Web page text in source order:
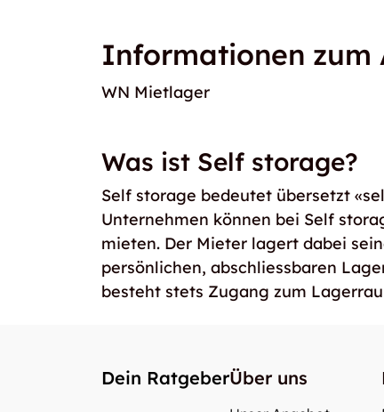
Informationen zum
WN Mietlager
Was ist Self storage?
Self storage bedeutet übersetzt
Unternehmen können bei Self
mieten. Der Mieter lagert dabei
persönlichen, abschliessbaren
besteht stets Zugang zum
Dein RatgeberÜber uns